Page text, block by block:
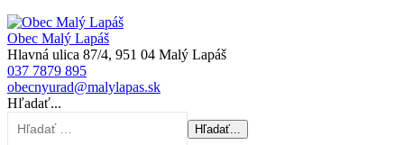
Obec Malý Lapáš
Hlavná ulica 87/4, 951 04 Malý Lapáš
037 7879 895
obecnyurad@malylapas.sk
Hľadať...
Hľadať...